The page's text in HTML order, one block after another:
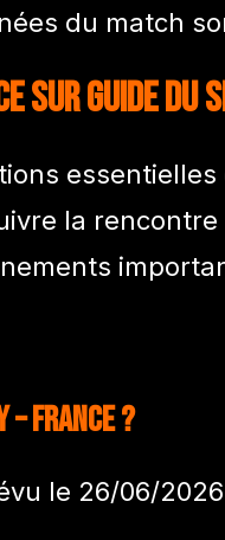
du match
sur Guide du
la
France ?
le 26/06/